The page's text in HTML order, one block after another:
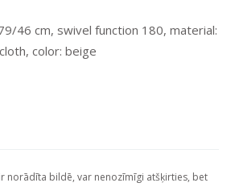
46 cm, swivel function 180, material:
color: beige
norādīta bildē, var nenozīmīgi atšķirties, bet